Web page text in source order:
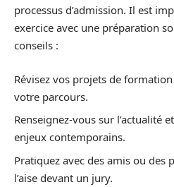
processus d’admission. Il est
exercice avec une préparation
conseils :
Révisez vos projets de
votre parcours.
Renseignez-vous sur l’actualité
enjeux contemporains.
Pratiquez avec des amis ou des
l’aise devant un jury.